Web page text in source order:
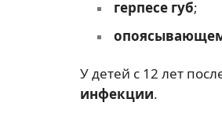
герпесе губ;
У детей с 12 лет
инфекции.